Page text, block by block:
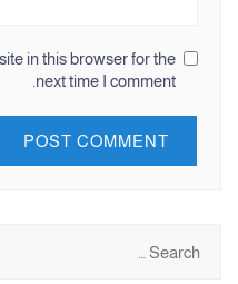
in this browser for the
next time I comment.